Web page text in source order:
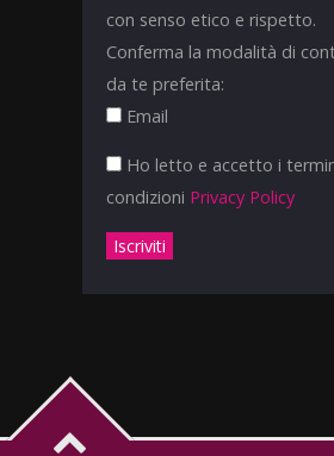
con senso etico e rispetto.
Conferma la modalità di
da te preferita:
Email
Ho letto e accetto i
condizioni Privacy Policy